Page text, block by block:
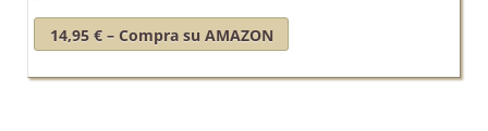
14,95 € – Compra su AMAZON